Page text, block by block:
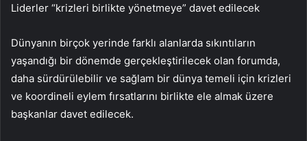
Liderler “krizleri birlikte yönetmeye” davet edilecek
Dünyanın birçok yerinde farklı alanlarda sıkıntıların
yaşandığı bir dönemde gerçekleştirilecek olan forumda,
daha sürdürülebilir ve sağlam bir dünya temeli için krizleri
ve koordineli eylem fırsatlarını birlikte ele almak üzere
başkanlar davet edilecek.